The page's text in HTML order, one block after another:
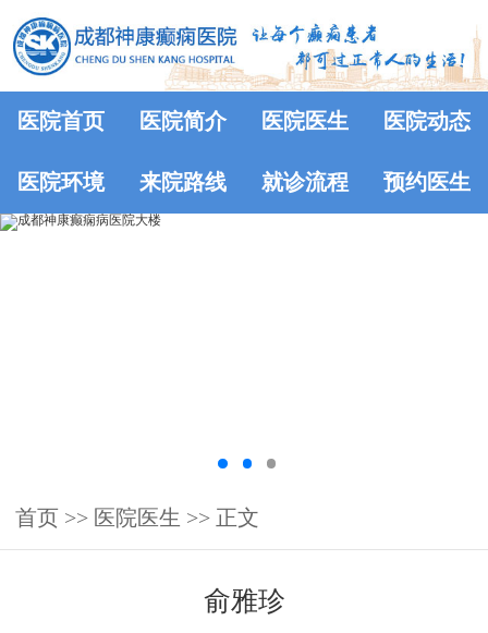
医院首页 医院简介 医院医生 医院动态
医院环境 来院路线 就诊流程 预约医生
首页 >> 医院医生 >> 正文
俞雅珍